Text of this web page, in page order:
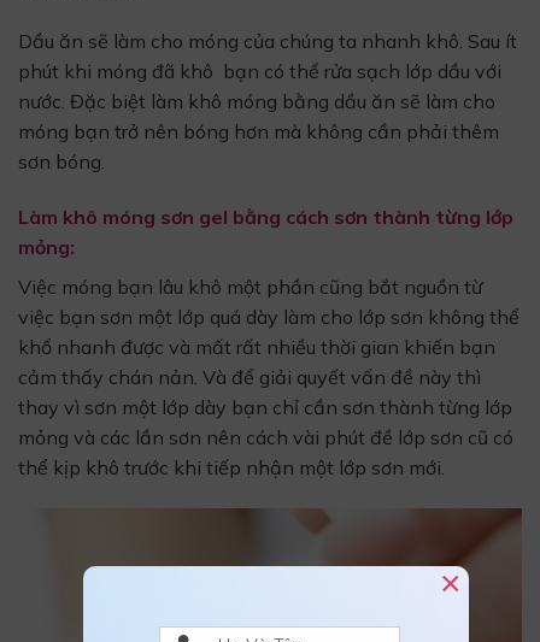
Dầu ăn sẽ làm cho móng của chúng ta nhanh khô. Sau ít
phút khi móng đã khô bạn có thể rửa sạch lớp dầu với
nước. Đặc biệt làm khô móng bằng dầu ăn sẽ làm cho
móng bạn trở nên bóng hơn mà không cần phải thêm
sơn bóng.
Làm khô móng sơn gel bằng cách sơn thành từng lớp
mỏng:
Việc móng bạn lâu khô một phần cũng bắt nguồn từ
việc bạn sơn một lớp quá dày làm cho lớp sơn không thể
khổ nhanh được và mất rất nhiều thời gian khiến bạn
cảm thấy chán nản. Và để giải quyết vấn đề này thì
thay vì sơn một lớp dày bạn chỉ cần sơn thành từng lớp
mỏng và các lần sơn nên cách vài phút đề lớp sơn cũ có
thể kịp khô trước khi tiếp nhận một lớp sơn mới.
×